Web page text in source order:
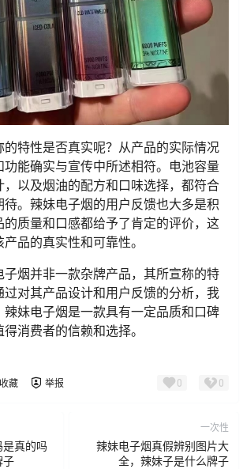
特性是否真实呢？从产品的实际情况
功能确实与宣传中所述相符。电池容量
以及烟油的配方和口味选择，都符合
。辣妹电子烟的用户反馈也大多是积
质量和口感都给予了肯定的评价，这
品的真实性和可靠性。
子烟并非一款杂牌产品，其所宣称的特
对其产品设计和用户反馈的分析，我
妹电子烟是一款具有一定品质和口碑
消费者的信赖和选择。
收藏 举报 0 0
是真的吗
子
一次性
辣妹电子烟真假辨别图片大
全，辣妹子是什么牌子